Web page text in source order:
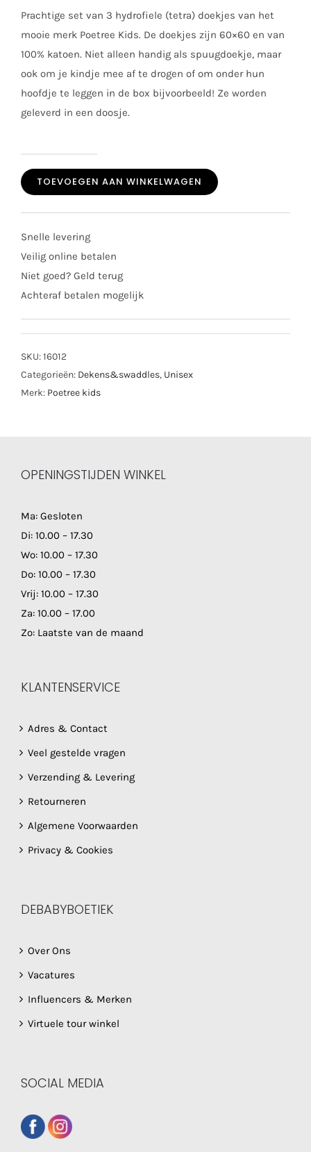
Prachtige set van 3 hydrofiele (tetra) doekjes van het
mooie merk Poetree Kids. De doekjes zijn 60×60 en van
100% katoen. Niet alleen handig als spuugdoekje, maar
ook om je kindje mee af te drogen of om onder hun
hoofdje te leggen in de box bijvoorbeeld! Ze worden
geleverd in een doosje.
swaddle
grijs/wit
aantal
TOEVOEGEN AAN WINKELWAGEN
Snelle levering
Veilig online betalen
Niet goed? Geld terug
Achteraf betalen mogelijk
SKU:16012
Categorieën: Dekens&swaddles, Unisex
Merk: Poetree kids
OPENINGSTIJDEN WINKEL
Ma: Gesloten
Di: 10.00 – 17.30
Wo: 10.00 – 17.30
Do: 10.00 – 17.30
Vrij: 10.00 – 17.30
Za: 10.00 – 17.00
Zo: Laatste van de maand
KLANTENSERVICE
Adres & Contact
Veel gestelde vragen
Verzending & Levering
Retourneren
Algemene Voorwaarden
Privacy & Cookies
DEBABYBOETIEK
Over Ons
Vacatures
Influencers & Merken
Virtuele tour winkel
SOCIAL MEDIA